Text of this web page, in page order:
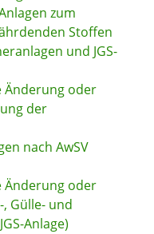
zum
Stoffen
und JGS-
Änderung oder
der
nach AwSV
Änderung oder
Gülle- und
Anlage)